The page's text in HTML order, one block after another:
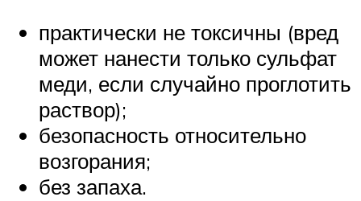
практически не токсичны (вред
может нанести только сульфат
меди, если случайно проглотить
раствор);
безопасность относительно
возгорания;
без запаха.